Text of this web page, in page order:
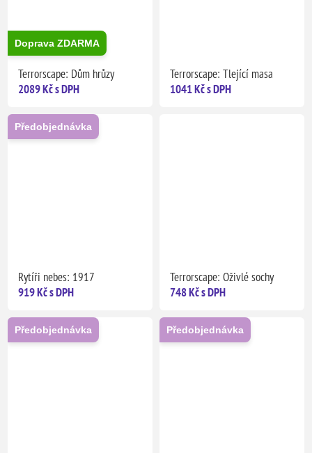
Doprava ZDARMA
Terrorscape: Dům hrůzy
2089 Kč s DPH
Terrorscape: Tlející masa
1041 Kč s DPH
Předobjednávka
Rytíři nebes: 1917
919 Kč s DPH
Terrorscape: Oživlé sochy
748 Kč s DPH
Předobjednávka Předobjednávka